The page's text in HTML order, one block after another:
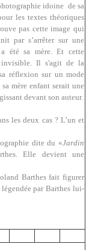
idoine de sa
les textes théoriques
pas cette image qui
par s’arrêter sur une
été sa mère. Et cette
invisible. Il s'agit de la
réflexion sur un mode
mère enfant serait une
devant son auteur.
les deux cas ? L’un et
dite du «Jardin
Elle devient une
Barthes fait figurer
par Barthes lui-